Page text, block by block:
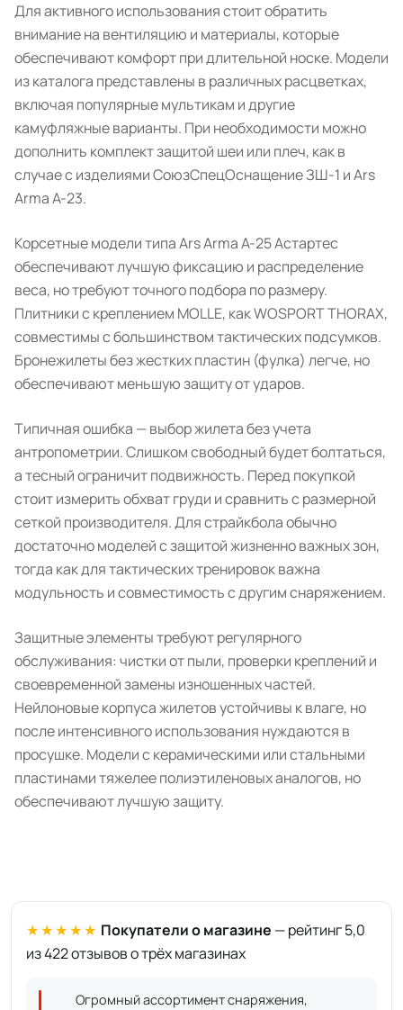
Для активного использования стоит обратить
внимание на вентиляцию и материалы, которые
обеспечивают комфорт при длительной носке. Модели
из каталога представлены в различных расцветках,
включая популярные мультикам и другие
камуфляжные варианты. При необходимости можно
дополнить комплект защитой шеи или плеч, как в
случае с изделиями СоюзСпецОснащение ЗШ-1 и Ars
Arma А-23.
Корсетные модели типа Ars Arma А-25 Астартес
обеспечивают лучшую фиксацию и распределение
веса, но требуют точного подбора по размеру.
Плитники с креплением MOLLE, как WOSPORT THORAX,
совместимы с большинством тактических подсумков.
Бронежилеты без жестких пластин (фулка) легче, но
обеспечивают меньшую защиту от ударов.
Типичная ошибка — выбор жилета без учета
антропометрии. Слишком свободный будет болтаться,
а тесный ограничит подвижность. Перед покупкой
стоит измерить обхват груди и сравнить с размерной
сеткой производителя. Для страйкбола обычно
достаточно моделей с защитой жизненно важных зон,
тогда как для тактических тренировок важна
модульность и совместимость с другим снаряжением.
Защитные элементы требуют регулярного
обслуживания: чистки от пыли, проверки креплений и
своевременной замены изношенных частей.
Нейлоновые корпуса жилетов устойчивы к влаге, но
после интенсивного использования нуждаются в
просушке. Модели с керамическими или стальными
пластинами тяжелее полиэтиленовых аналогов, но
обеспечивают лучшую защиту.
★★★★★ Покупатели о магазине — рейтинг 5,0
из 422 отзывов о трёх магазинах
Огромный ассортимент снаряжения,